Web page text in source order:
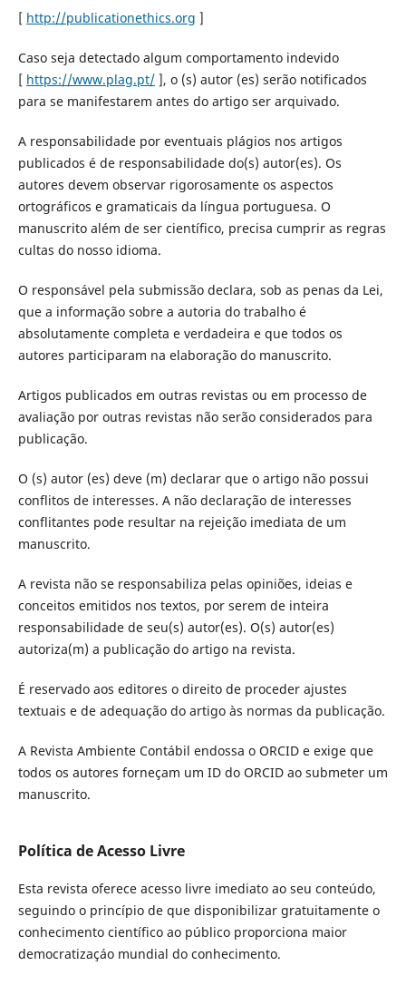
[ http://publicationethics.org ]
Caso seja detectado algum comportamento indevido
[ https://www.plag.pt/], o (s) autor (es) serão notificados
para se manifestarem antes do artigo ser arquivado.
A responsabilidade por eventuais plágios nos artigos
publicados é de responsabilidade do(s) autor(es). Os
autores devem observar rigorosamente os aspectos
ortográficos e gramaticais da língua portuguesa. O
manuscrito além de ser científico, precisa cumprir as regras
cultas do nosso idioma.
O responsável pela submissão declara, sob as penas da Lei,
que a informação sobre a autoria do trabalho é
absolutamente completa e verdadeira e que todos os
autores participaram na elaboração do manuscrito.
Artigos publicados em outras revistas ou em processo de
avaliação por outras revistas não serão considerados para
publicação.
O (s) autor (es) deve (m) declarar que o artigo não possui
conflitos de interesses. A não declaração de interesses
conflitantes pode resultar na rejeição imediata de um
manuscrito.
A revista não se responsabiliza pelas opiniões, ideias e
conceitos emitidos nos textos, por serem de inteira
responsabilidade de seu(s) autor(es). O(s) autor(es)
autoriza(m) a publicação do artigo na revista.
É reservado aos editores o direito de proceder ajustes
textuais e de adequação do artigo às normas da publicação.
A Revista Ambiente Contábil endossa o ORCID e exige que
todos os autores forneçam um ID do ORCID ao submeter um
manuscrito.
Política de Acesso Livre
Esta revista oferece acesso livre imediato ao seu conteúdo,
seguindo o princípio de que disponibilizar gratuitamente o
conhecimento científico ao público proporciona maior
democratizaçáo mundial do conhecimento.